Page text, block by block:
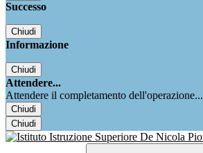
Successo
Chiudi
Informazione
Chiudi
Attendere...
Attendere il completamento dell'operazione...
Chiudi
Chiudi